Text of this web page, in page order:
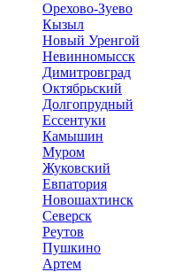
Орехово-Зуево
Кызыл
Новый Уренгой
Невинномысск
Димитровград
Октябрьский
Долгопрудный
Ессентуки
Камышин
Муром
Жуковский
Евпатория
Новошахтинск
Северск
Реутов
Пушкино
Артем